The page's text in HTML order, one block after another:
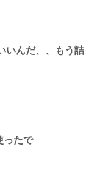
いんだ、、もう詰
ったで